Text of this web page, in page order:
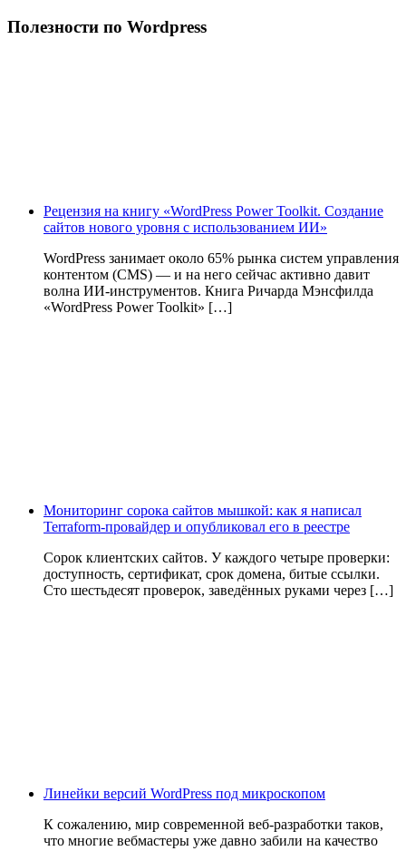
Полезности по Wordpress
Рецензия на книгу «WordPress Power Toolkit. Создание
сайтов нового уровня с использованием ИИ»
WordPress занимает около 65% рынка систем управления
контентом (CMS) — и на него сейчас активно давит
волна ИИ‑инструментов. Книга Ричарда Мэнсфилда
«WordPress Power Toolkit» […]
Мониторинг сорока сайтов мышкой: как я написал
Terraform-провайдер и опубликовал его в реестре
Сорок клиентских сайтов. У каждого четыре проверки:
доступность, сертификат, срок домена, битые ссылки.
Сто шестьдесят проверок, заведённых руками через […]
Линейки версий WordPress под микроскопом
К сожалению, мир современной веб-разработки таков,
что многие вебмастеры уже давно забили на качество